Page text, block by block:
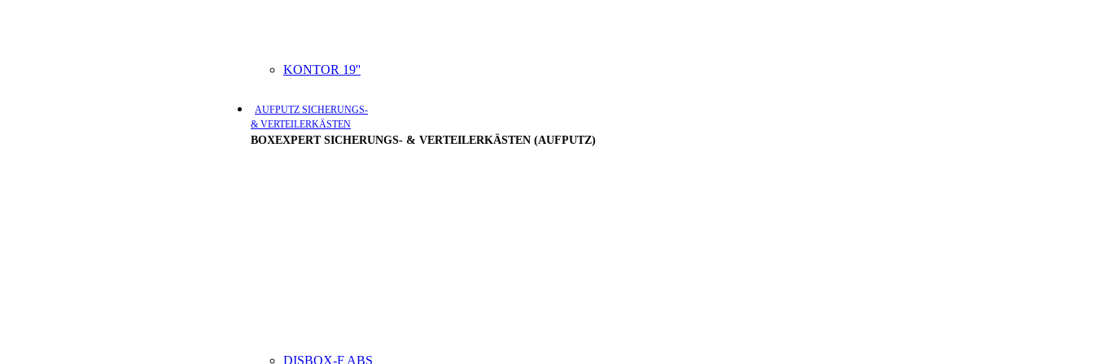
KONTOR 19''
AUFPUTZ SICHERUNGS-
& VERTEILERKÄSTEN
BOXEXPERT SICHERUNGS- & VERTEILERKÄSTEN (AUFPUTZ)
DISBOX-F ABS